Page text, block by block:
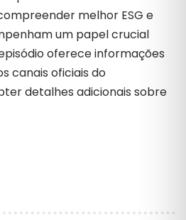
melhor ESG e
um papel crucial
oferece informações
canais oficiais do
detalhes adicionais sobre